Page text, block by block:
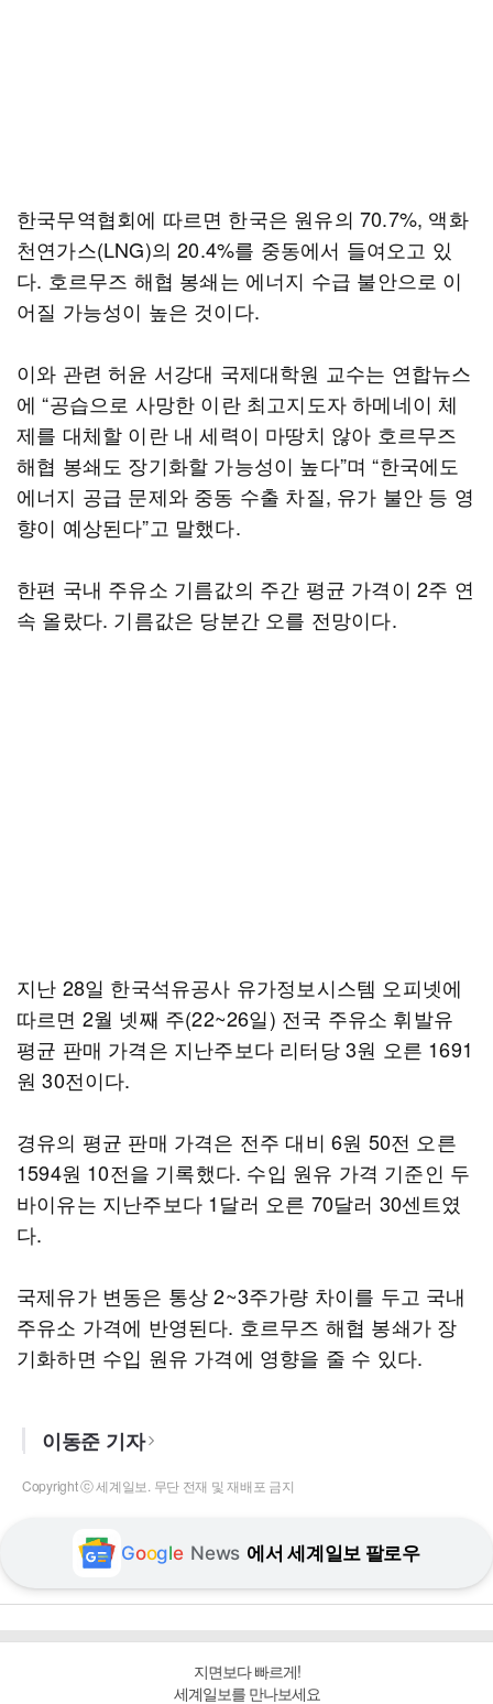
한국무역협회에 따르면 한국은 원유의 70.7%, 액화
천연가스(LNG)의 20.4%를 중동에서 들여오고 있
다. 호르무즈 해협 봉쇄는 에너지 수급 불안으로 이
어질 가능성이 높은 것이다.
이와 관련 허윤 서강대 국제대학원 교수는 연합뉴스
에 “공습으로 사망한 이란 최고지도자 하메네이 체
제를 대체할 이란 내 세력이 마땅치 않아 호르무즈
해협 봉쇄도 장기화할 가능성이 높다”며 “한국에도
에너지 공급 문제와 중동 수출 차질, 유가 불안 등 영
향이 예상된다”고 말했다.
한편 국내 주유소 기름값의 주간 평균 가격이 2주 연
속 올랐다. 기름값은 당분간 오를 전망이다.
지난 28일 한국석유공사 유가정보시스템 오피넷에
따르면 2월 넷째 주(22~26일) 전국 주유소 휘발유
평균 판매 가격은 지난주보다 리터당 3원 오른 1691
원 30전이다.
경유의 평균 판매 가격은 전주 대비 6원 50전 오른
1594원 10전을 기록했다. 수입 원유 가격 기준인 두
바이유는 지난주보다 1달러 오른 70달러 30센트였
다.
국제유가 변동은 통상 2~3주가량 차이를 두고 국내
주유소 가격에 반영된다. 호르무즈 해협 봉쇄가 장
기화하면 수입 원유 가격에 영향을 줄 수 있다.
이동준 기자
Copyright ⓒ 세계일보. 무단 전재 및 재배포 금지
Google News 에서 세계일보 팔로우
지면보다 빠르게!
세계일보를 만나보세요